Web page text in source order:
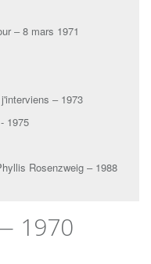
‒ 8 mars 1971
‒ 1973
1975
Rosenzweig – 1988
1970